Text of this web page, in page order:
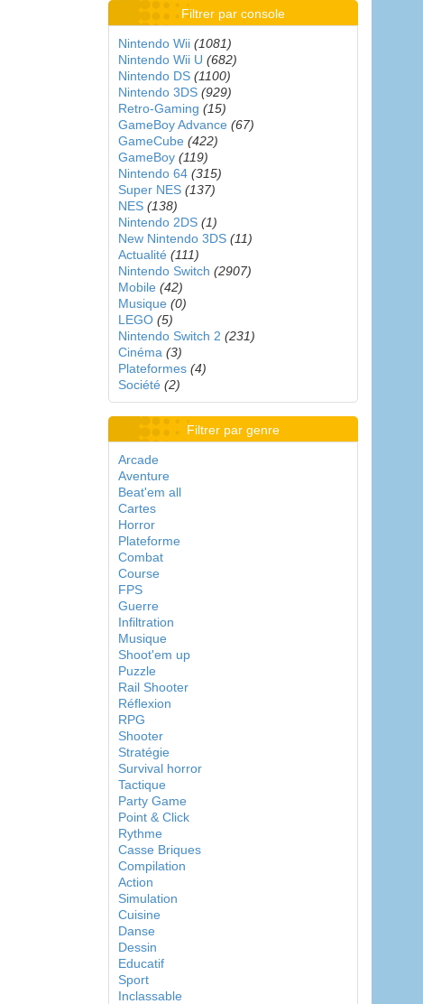
Filtrer par console
Nintendo Wii (1081)
Nintendo Wii U (682)
Nintendo DS (1100)
Nintendo 3DS (929)
Retro-Gaming (15)
GameBoy Advance (67)
GameCube (422)
GameBoy (119)
Nintendo 64 (315)
Super NES (137)
NES (138)
Nintendo 2DS (1)
New Nintendo 3DS (11)
Actualité (111)
Nintendo Switch (2907)
Mobile (42)
Musique (0)
LEGO (5)
Nintendo Switch 2 (231)
Cinéma (3)
Plateformes (4)
Société (2)
Filtrer par genre
Arcade
Aventure
Beat'em all
Cartes
Horror
Plateforme
Combat
Course
FPS
Guerre
Infiltration
Musique
Shoot'em up
Puzzle
Rail Shooter
Réflexion
RPG
Shooter
Stratégie
Survival horror
Tactique
Party Game
Point & Click
Rythme
Casse Briques
Compilation
Action
Simulation
Cuisine
Danse
Dessin
Educatif
Sport
Inclassable